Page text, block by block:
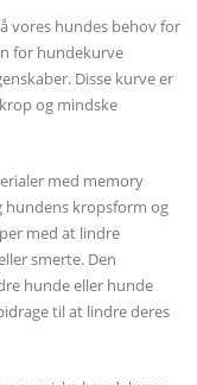
vores hundes behov for
for hundekurve
Disse kurve er
og mindske
med memory
hundens kropsform og
med at lindre
smerte. Den
hunde eller hunde
til at lindre deres